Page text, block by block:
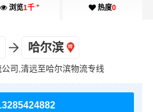
浏览1千 + 热度0
哈尔滨
司,清远至哈尔滨物流专线